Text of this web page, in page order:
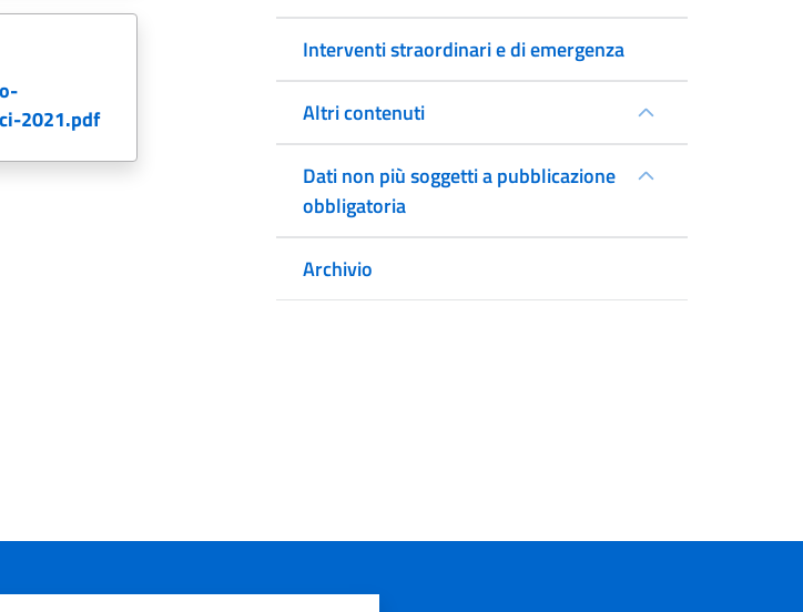
2021.pdf
Interventi straordinari e di emergenza
Altri contenuti
Dati non più soggetti a pubblicazione
obbligatoria
Archivio